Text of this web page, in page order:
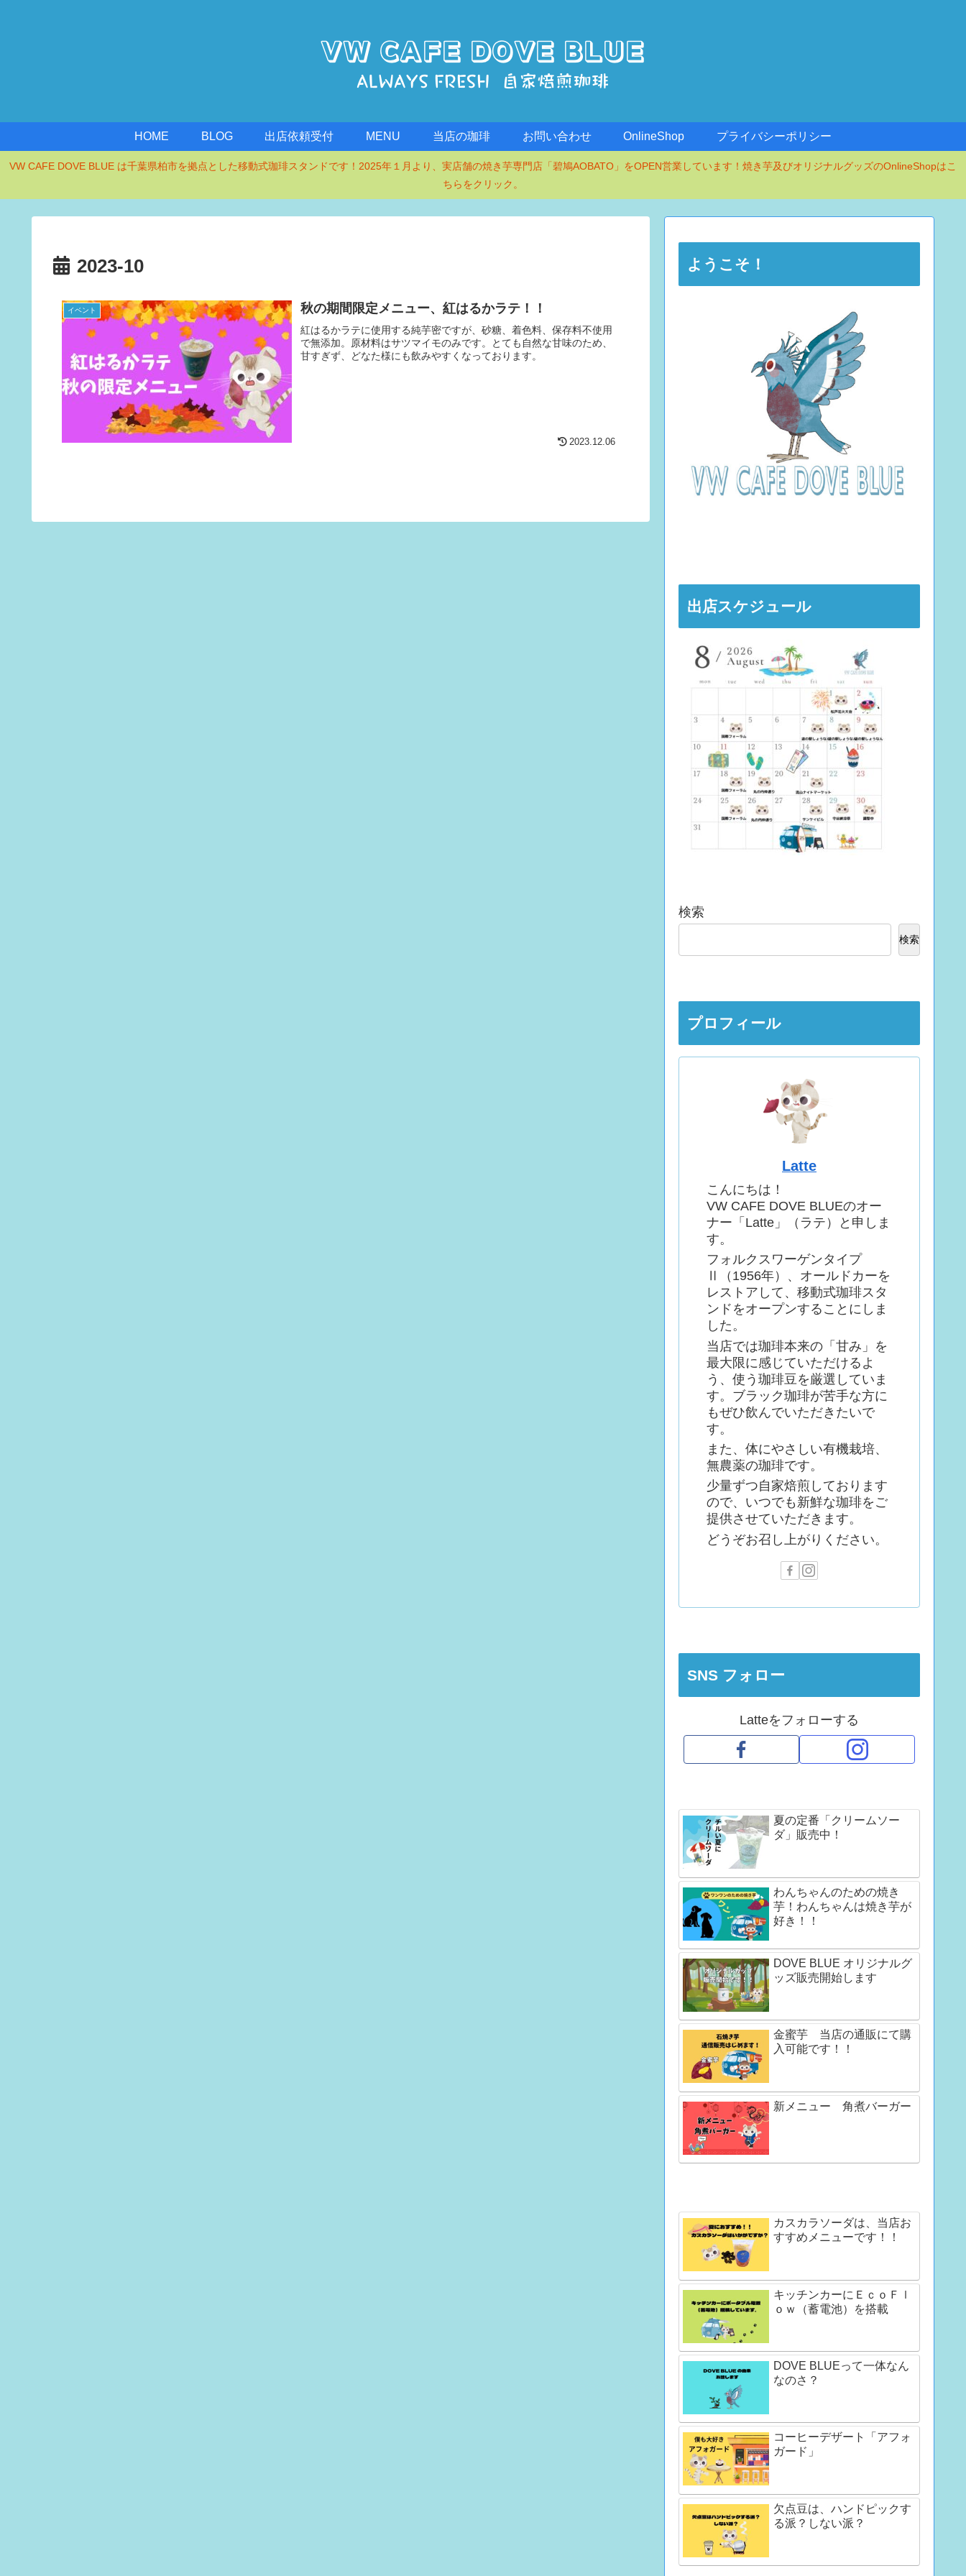
HOME BLOG 出店依頼受付 MENU 当店の珈琲 お問い合わせ OnlineShop プライバシーポリシー
VW CAFE DOVE BLUE は千葉県柏市を拠点とした移動式珈琲スタンドです！2025年１月より、実店舗の焼き芋専門店「碧鳩AOBATO」をOPEN営業しています！焼き芋及びオリジナルグッズのOnlineShopはこ
ちらをクリック。
2023-10
イベント 秋の期間限定メニュー、紅はるかラテ！！
紅はるかラテに使用する純芋密ですが、砂糖、着色料、保存料不使用
で無添加。原材料はサツマイモのみです。とても自然な甘味のため、
甘すぎず、どなた様にも飲みやすくなっております。
2023.12.06
ようこそ！
出店スケジュール
検索
検索
プロフィール
Latte
こんにちは！
VW CAFE DOVE BLUEのオー
ナー「Latte」（ラテ）と申しま
す。
フォルクスワーゲンタイプ
Ⅱ（1956年）、オールドカーを
レストアして、移動式珈琲スタ
ンドをオープンすることにしま
した。
当店では珈琲本来の「甘み」を
最大限に感じていただけるよ
う、使う珈琲豆を厳選していま
す。ブラック珈琲が苦手な方に
もぜひ飲んでいただきたいで
す。
また、体にやさしい有機栽培、
無農薬の珈琲です。
少量ずつ自家焙煎しております
ので、いつでも新鮮な珈琲をご
提供させていただきます。
どうぞお召し上がりください。
SNS フォロー
Latteをフォローする
夏の定番「クリームソー
ダ」販売中！
わんちゃんのための焼き
芋！わんちゃんは焼き芋が
好き！！
DOVE BLUE オリジナルグ
ッズ販売開始します
金蜜芋 当店の通販にて購
入可能です！！
新メニュー 角煮バーガー
カスカラソーダは、当店お
すすめメニューです！！
キッチンカーにＥｃｏＦｌ
ｏｗ（蓄電池）を搭載
DOVE BLUEって一体なん
なのさ？
コーヒーデザート「アフォ
ガード」
欠点豆は、ハンドピックす
る派？しない派？